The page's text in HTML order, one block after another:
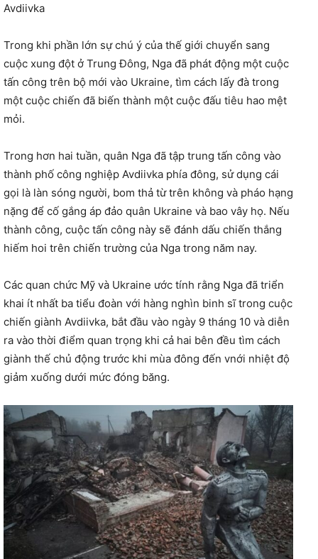
Avdiivka
Trong khi phần lớn sự chú ý của thế giới chuyển sang
cuộc xung đột ở Trung Đông, Nga đã phát động một cuộc
tấn công trên bộ mới vào Ukraine, tìm cách lấy đà trong
một cuộc chiến đã biến thành một cuộc đấu tiêu hao mệt
mỏi.
Trong hơn hai tuần, quân Nga đã tập trung tấn công vào
thành phố công nghiệp Avdiivka phía đông, sử dụng cái
gọi là làn sóng người, bom thả từ trên không và pháo hạng
nặng để cố gắng áp đảo quân Ukraine và bao vây họ. Nếu
thành công, cuộc tấn công này sẽ đánh dấu chiến thắng
hiếm hoi trên chiến trường của Nga trong năm nay.
Các quan chức Mỹ và Ukraine ước tính rằng Nga đã triển
khai ít nhất ba tiểu đoàn với hàng nghìn binh sĩ trong cuộc
chiến giành Avdiivka, bắt đầu vào ngày 9 tháng 10 và diễn
ra vào thời điểm quan trọng khi cả hai bên đều tìm cách
giành thế chủ động trước khi mùa đông đến vnới nhiệt độ
giảm xuống dưới mức đóng băng.